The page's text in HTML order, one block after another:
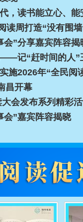
，读书能立心、能
读周打造“没有围
会”分享嘉宾阵容揭
记“赶时间的人”
施2026年“全民阅
昌开幕
会发布系列精彩
会”嘉宾阵容揭晓